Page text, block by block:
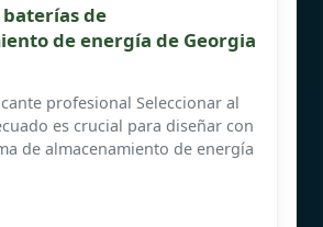
de
de energía de Georgia
profesional Seleccionar al
es crucial para diseñar con
de almacenamiento de energía